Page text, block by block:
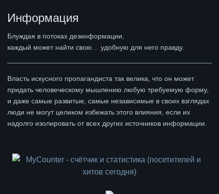
Информация
Блуждая в потоках дезинформации,
каждый может найти свою… удобную для него правду.
Власть искусного пропагандиста так велика, что он может
придать человеческому мышлению любую требуемую форму,
и даже самые развитые, самые независимые в своих взглядах
люди не могут целиком избежать этого влияния, если их
надолго изолировать от всех других источников информации.